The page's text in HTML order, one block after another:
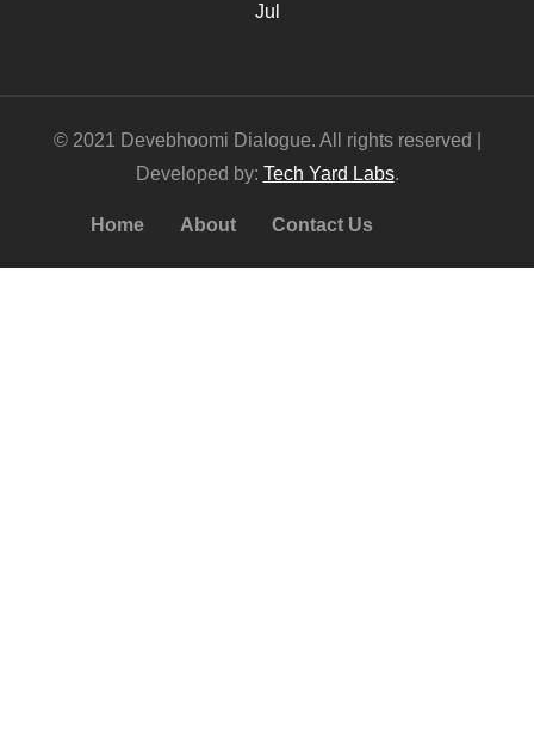
Jul
© 2021 Devebhoomi Dialogue. All rights reserved |
Developed by: Tech Yard Labs.
Home About Contact Us